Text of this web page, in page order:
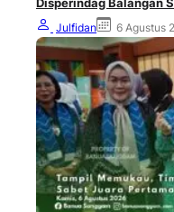
Disperindag Balangan
Julfidan 6 Agustus